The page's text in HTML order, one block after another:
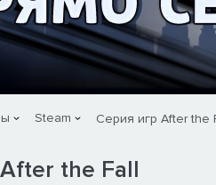
Steam Серия игр After the
the Fall